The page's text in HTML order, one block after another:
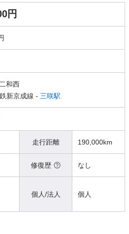
円
和西
新京成線 - 三咲駅
走行距離 190,000km
修復歴 なし
個人/法人 個人